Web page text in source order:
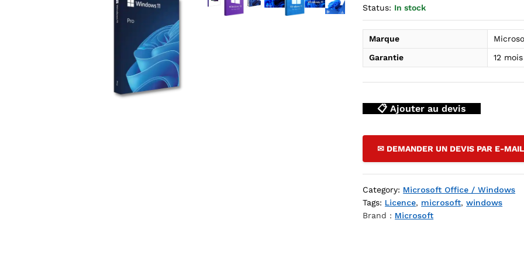
Agrandir l’image : Windows 11 Pro — YouShop DZ
Agrandir l’image : Windows 11 Pro — YouShop DZ
Agrandir l’image : Windows 11 Pro — YouShop DZ
Agrandir l’image : Windows 11 Pro — YouShop DZ
Agrandir l’image : Windows 11 Pro — YouShop DZ
Agrandir l’image : Windows 11 Pro — YouShop DZ
Agrandir l’image : Windows 11 Pro — YouShop DZ
Status: In stock
Marque
Garantie
12
📋 Ajouter au devis
✉ DEMANDER UN DEVIS PAR E-MAIL
Category: Microsoft Office / Windows
Tags: Licence, microsoft,windows
Brand : Microsoft